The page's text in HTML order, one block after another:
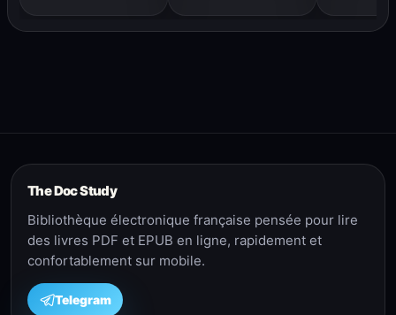
Blanc-Faugère
du small talk en 50 trucs
très parlants !
les
techniques
The Doc Study
Bibliothèque électronique française pensée pour lire
des livres PDF et EPUB en ligne, rapidement et
confortablement sur mobile.
Telegram